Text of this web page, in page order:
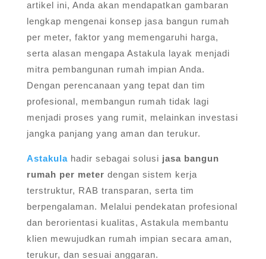
artikel ini, Anda akan mendapatkan gambaran
lengkap mengenai konsep jasa bangun rumah
per meter, faktor yang memengaruhi harga,
serta alasan mengapa Astakula layak menjadi
mitra pembangunan rumah impian Anda.
Dengan perencanaan yang tepat dan tim
profesional, membangun rumah tidak lagi
menjadi proses yang rumit, melainkan investasi
jangka panjang yang aman dan terukur.
Astakulahadir sebagai solusi jasa bangun
rumah per meter dengan sistem kerja
terstruktur, RAB transparan, serta tim
berpengalaman. Melalui pendekatan profesional
dan berorientasi kualitas, Astakula membantu
klien mewujudkan rumah impian secara aman,
terukur, dan sesuai anggaran.